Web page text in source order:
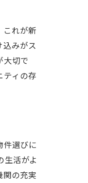
れが新
みがス
切で
ィの存
選びに
活がよ
の充実